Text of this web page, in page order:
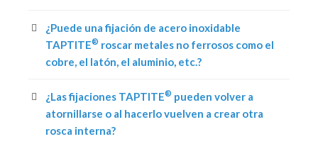
¿Puede una fijación de acero inoxidable
TAPTITE® roscar metales no ferrosos como el
cobre, el latón, el aluminio, etc.?
¿Las fijaciones TAPTITE® pueden volver a
atornillarse o al hacerlo vuelven a crear otra
rosca interna?